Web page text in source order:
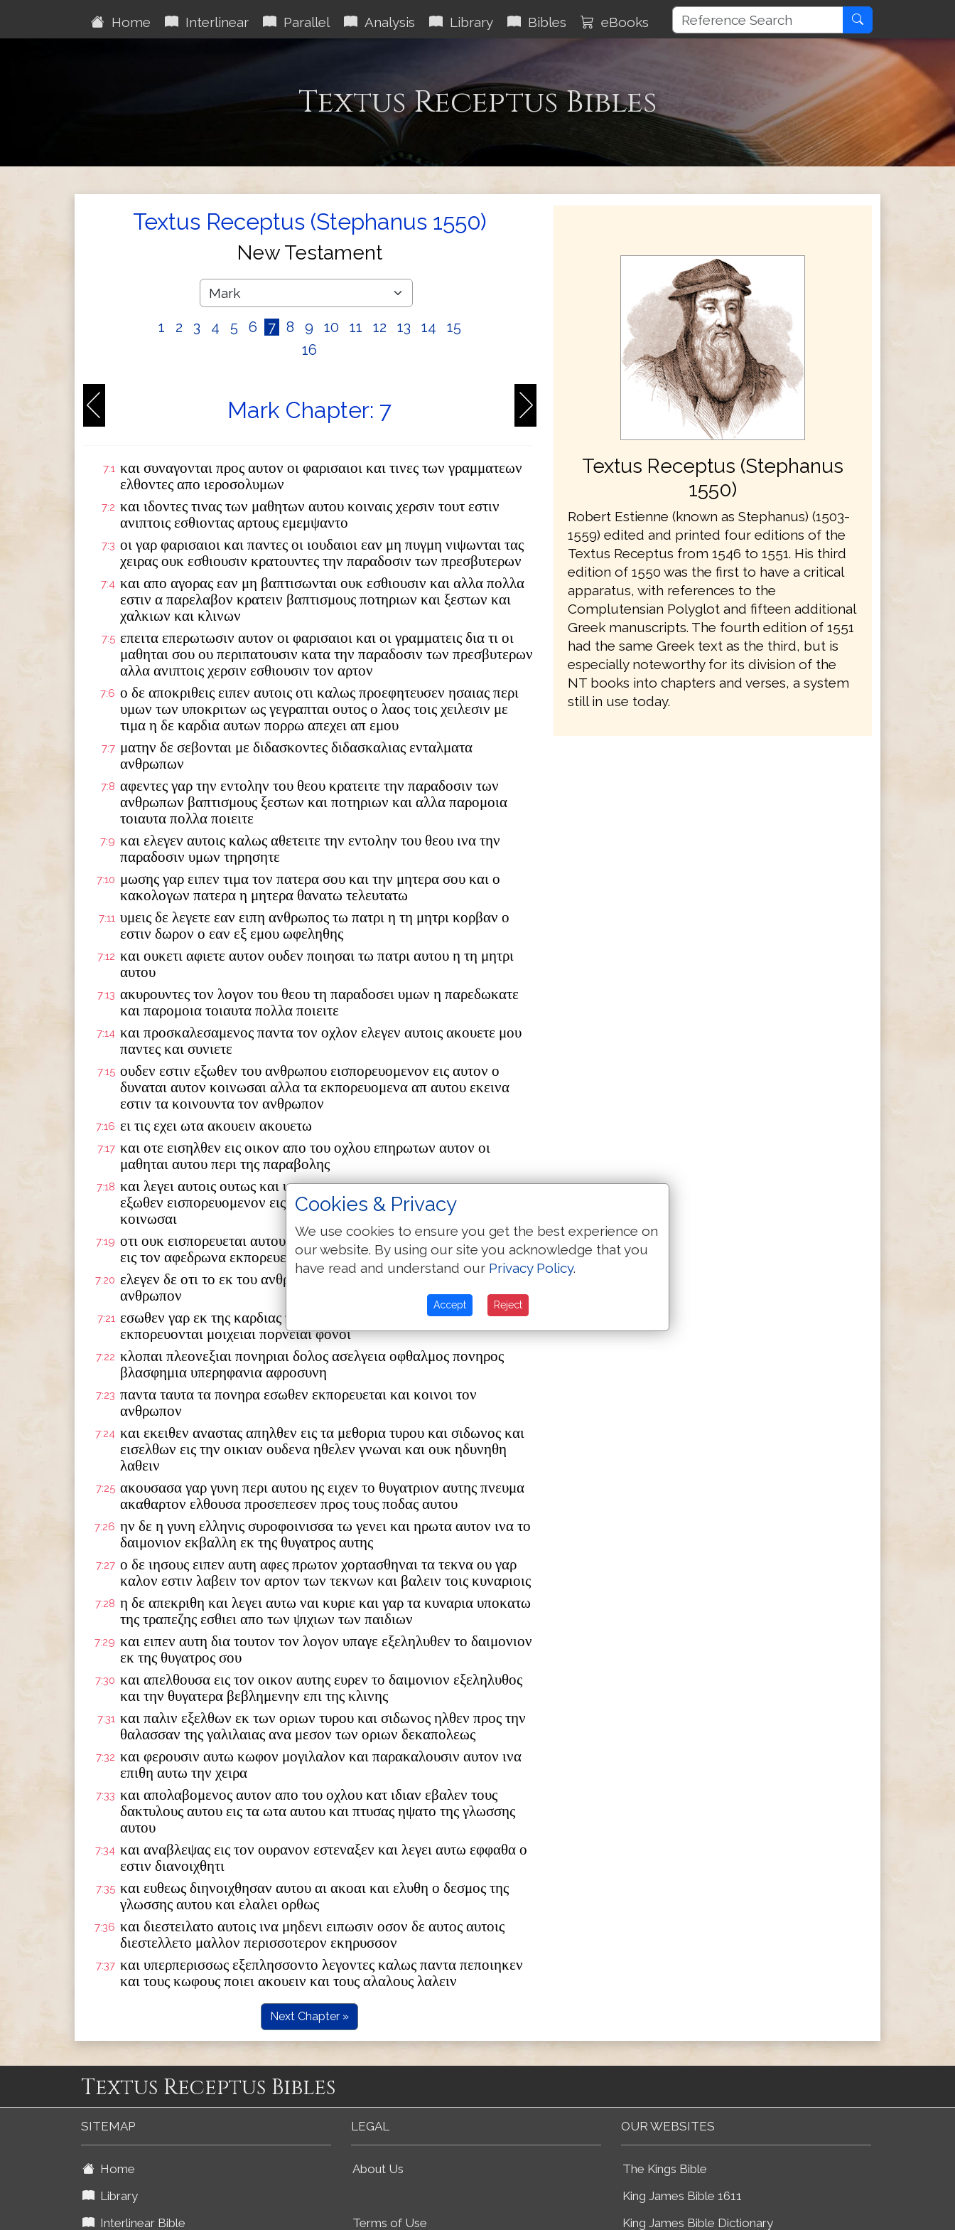
Home Interlinear Parallel Analysis Library Bibles eBooks
Textus Receptus Bibles
Textus Receptus (Stephanus 1550)
New Testament
1 2 3 4 5 6 7 8 9 10 11 12 13 14
15
16
Mark Chapter: 7
7:1 και συναγονται προς αυτον οι φαρισαιοι και τινες των γραμματεων
ελθοντες απο ιεροσολυμων
7:2 και ιδοντες τινας των μαθητων αυτου κοιναις χερσιν τουτ εστιν
ανιπτοις εσθιοντας αρτους εμεμψαντο
7:3 οι γαρ φαρισαιοι και παντες οι ιουδαιοι εαν μη πυγμη νιψωνται τας
χειρας ουκ εσθιουσιν κρατουντες την παραδοσιν των πρεσβυτερων
7:4 και απο αγορας εαν μη βαπτισωνται ουκ εσθιουσιν και αλλα πολλα
εστιν α παρελαβον κρατειν βαπτισμους ποτηριων και ξεστων και
χαλκιων και κλινων
7:5 επειτα επερωτωσιν αυτον οι φαρισαιοι και οι γραμματεις δια τι οι
μαθηται σου ου περιπατουσιν κατα την παραδοσιν των πρεσβυτερων
αλλα ανιπτοις χερσιν εσθιουσιν τον αρτον
7:6 ο δε αποκριθεις ειπεν αυτοις οτι καλως προεφητευσεν ησαιας περι
υμων των υποκριτων ως γεγραπται ουτος ο λαος τοις χειλεσιν με
τιμα η δε καρδια αυτων πορρω απεχει απ εμου
7:7 ματην δε σεβονται με διδασκοντες διδασκαλιας ενταλματα
ανθρωπων
7:8 αφεντες γαρ την εντολην του θεου κρατειτε την παραδοσιν των
ανθρωπων βαπτισμους ξεστων και ποτηριων και αλλα παρομοια
τοιαυτα πολλα ποιειτε
7:9 και ελεγεν αυτοις καλως αθετειτε την εντολην του θεου ινα την
παραδοσιν υμων τηρησητε
7:10 μωσης γαρ ειπεν τιμα τον πατερα σου και την μητερα σου και ο
κακολογων πατερα η μητερα θανατω τελευτατω
7:11 υμεις δε λεγετε εαν ειπη ανθρωπος τω πατρι η τη μητρι κορβαν ο
εστιν δωρον ο εαν εξ εμου ωφεληθης
7:12 και ουκετι αφιετε αυτον ουδεν ποιησαι τω πατρι αυτου η τη μητρι
αυτου
7:13 ακυρουντες τον λογον του θεου τη παραδοσει υμων η παρεδωκατε
και παρομοια τοιαυτα πολλα ποιειτε
7:14 και προσκαλεσαμενος παντα τον οχλον ελεγεν αυτοις ακουετε μου
παντες και συνιετε
7:15 ουδεν εστιν εξωθεν του ανθρωπου εισπορευομενον εις αυτον ο
δυναται αυτον κοινωσαι αλλα τα εκπορευομενα απ αυτου εκεινα
εστιν τα κοινουντα τον ανθρωπον
7:16 ει τις εχει ωτα ακουειν ακουετω
7:17 και οτε εισηλθεν εις οικον απο του οχλου επηρωτων αυτον οι
μαθηται αυτου περι της παραβολης
7:18 και λεγει αυτοις ουτως και υμεις ασυνετοι εστε ου νοειτε οτι παν το
εξωθεν εισπορευομενον εις τον ανθρωπον ου δυναται αυτον
κοινωσαι
7:19 οτι ουκ εισπορευεται αυτου εις την καρδιαν αλλ εις την κοιλιαν και
εις τον αφεδρωνα εκπορευεται καθαριζον παντα τα βρωματα
7:20 ελεγεν δε οτι το εκ του ανθρωπου εκπορευομενον εκεινο κοινοι τον
ανθρωπον
7:21 εσωθεν γαρ εκ της καρδιας των ανθρωπων οι διαλογισμοι οι κακοι
εκπορευονται μοιχειαι πορνειαι φονοι
7:22 κλοπαι πλεονεξιαι πονηριαι δολος ασελγεια οφθαλμος πονηρος
βλασφημια υπερηφανια αφροσυνη
7:23 παντα ταυτα τα πονηρα εσωθεν εκπορευεται και κοινοι τον
ανθρωπον
7:24 και εκειθεν αναστας απηλθεν εις τα μεθορια τυρου και σιδωνος και
εισελθων εις την οικιαν ουδενα ηθελεν γνωναι και ουκ ηδυνηθη
λαθειν
7:25 ακουσασα γαρ γυνη περι αυτου ης ειχεν το θυγατριον αυτης πνευμα
ακαθαρτον ελθουσα προσεπεσεν προς τους ποδας αυτου
7:26 ην δε η γυνη ελληνις συροφοινισσα τω γενει και ηρωτα αυτον ινα το
δαιμονιον εκβαλλη εκ της θυγατρος αυτης
7:27 ο δε ιησους ειπεν αυτη αφες πρωτον χορτασθηναι τα τεκνα ου γαρ
καλον εστιν λαβειν τον αρτον των τεκνων και βαλειν τοις κυναριοις
7:28 η δε απεκριθη και λεγει αυτω ναι κυριε και γαρ τα κυναρια υποκατω
της τραπεζης εσθιει απο των ψιχιων των παιδιων
7:29 και ειπεν αυτη δια τουτον τον λογον υπαγε εξεληλυθεν το δαιμονιον
εκ της θυγατρος σου
7:30 και απελθουσα εις τον οικον αυτης ευρεν το δαιμονιον εξεληλυθος
και την θυγατερα βεβλημενην επι της κλινης
7:31 και παλιν εξελθων εκ των οριων τυρου και σιδωνος ηλθεν προς την
θαλασσαν της γαλιλαιας ανα μεσον των οριων δεκαπολεως
7:32 και φερουσιν αυτω κωφον μογιλαλον και παρακαλουσιν αυτον ινα
επιθη αυτω την χειρα
7:33 και απολαβομενος αυτον απο του οχλου κατ ιδιαν εβαλεν τους
δακτυλους αυτου εις τα ωτα αυτου και πτυσας ηψατο της γλωσσης
αυτου
7:34 και αναβλεψας εις τον ουρανον εστεναξεν και λεγει αυτω εφφαθα ο
εστιν διανοιχθητι
7:35 και ευθεως διηνοιχθησαν αυτου αι ακοαι και ελυθη ο δεσμος της
γλωσσης αυτου και ελαλει ορθως
7:36 και διεστειλατο αυτοις ινα μηδενι ειπωσιν οσον δε αυτος αυτοις
διεστελλετο μαλλον περισσοτερον εκηρυσσον
7:37 και υπερπερισσως εξεπλησσοντο λεγοντες καλως παντα πεποιηκεν
και τους κωφους ποιει ακουειν και τους αλαλους λαλειν
Next Chapter »
Textus Receptus (Stephanus
1550)
Robert Estienne (known as Stephanus) (1503-
1559) edited and printed four editions of the
Textus Receptus from 1546 to 1551. His third
edition of 1550 was the first to have a critical
apparatus, with references to the
Complutensian Polyglot and fifteen additional
Greek manuscripts. The fourth edition of 1551
had the same Greek text as the third, but is
especially noteworthy for its division of the
NT books into chapters and verses, a system
still in use today.
Textus Receptus Bibles
SITEMAP
Home
Library
Interlinear Bible
LEGAL
About Us
Terms of Use
OUR WEBSITES
The Kings Bible
King James Bible 1611
King James Bible Dictionary
Cookies & Privacy
We use cookies to ensure you get the best experience on
our website. By using our site you acknowledge that you
have read and understand our Privacy Policy.
Accept Reject